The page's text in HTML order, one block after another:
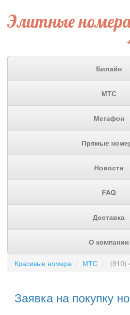
Элитные
Билайн
МТС
Мегафон
Прямые
Новости
FAQ
Доставка
О компании
Красивые номера МТС (910)
Заявка на покупку